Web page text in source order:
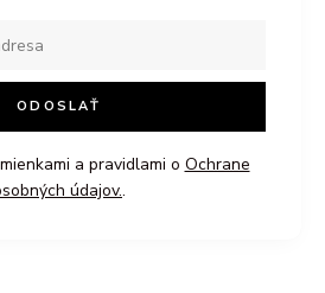
a pravidlami o Ochrane
údajov..